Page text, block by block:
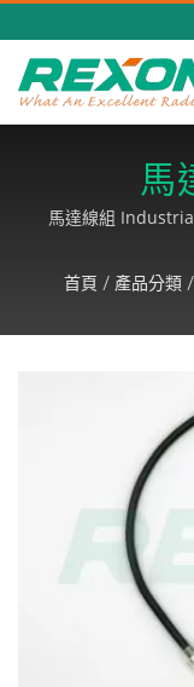
馬
馬達線組
領先科技，研發出
滿意為
首頁 / 產品分類 /